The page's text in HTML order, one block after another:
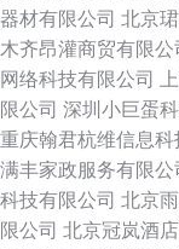
器材有限公司 北京
木齐昂灌商贸有限公
网络科技有限公司
限公司 深圳小巨蛋
重庆翰君杭维信息科
满丰家政服务有限公
科技有限公司 北京
限公司 北京冠岚酒